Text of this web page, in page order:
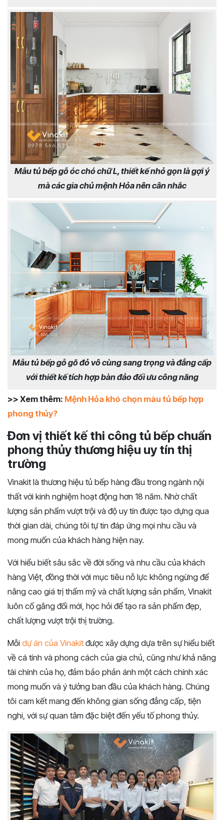
Mẫu tủ bếp gỗ óc chó chữ L, thiết kế nhỏ gọn là gợi ý
mà các gia chủ mệnh Hỏa nên cân nhắc
Mẫu tủ bếp gỗ gõ đỏ vô cùng sang trọng và đẳng cấp
với thiết kế tích hợp bàn đảo đối ưu công năng
>> Xem thêm: Mệnh Hỏa khó chọn màu tủ bếp hợp
phong thủy?
Đơn vị thiết kế thi công tủ bếp chuẩn
phong thủy thương hiệu uy tín thị
trường
Vinakit là thương hiệu tủ bếp hàng đầu trong ngành nội
thất với kinh nghiệm hoạt động hơn 18 năm. Nhờ chất
lượng sản phẩm vượt trội và độ uy tín được tạo dựng qua
thời gian dài, chúng tôi tự tin đáp ứng mọi nhu cầu và
mong muốn của khách hàng hiện nay.
Với hiểu biết sâu sắc về đời sống và nhu cầu của khách
hàng Việt, đồng thời với mục tiêu nỗ lực không ngừng để
nâng cao giá trị thẩm mỹ và chất lượng sản phẩm, Vinakit
luôn cố gắng đổi mới, học hỏi để tạo ra sản phẩm đẹp,
chất lượng vượt trội thị trường.
Mỗi dự án của Vinakit được xây dựng dựa trên sự hiểu biết
về cá tính và phong cách của gia chủ, cũng như khả năng
tài chính của họ, đảm bảo phản ánh một cách chính xác
mong muốn và ý tưởng ban đầu của khách hàng. Chúng
tôi cam kết mang đến không gian sống đẳng cấp, tiện
nghi, với sự quan tâm đặc biệt đến yếu tố phong thủy.